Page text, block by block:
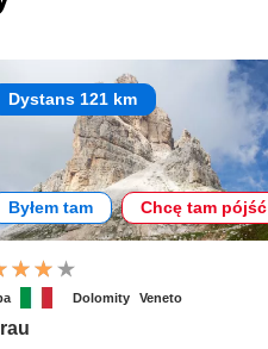
Dystans 121 km
Byłem tam Chcę tam pójść
Dolomity Veneto